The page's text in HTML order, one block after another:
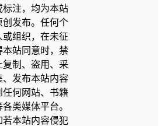
标注，均为本站
创发布。任何个
或组织，在未征
本站同意时，禁
复制、盗用、采
、发布本站内容
任何网站、书籍
各类媒体平台。
若本站内容侵犯